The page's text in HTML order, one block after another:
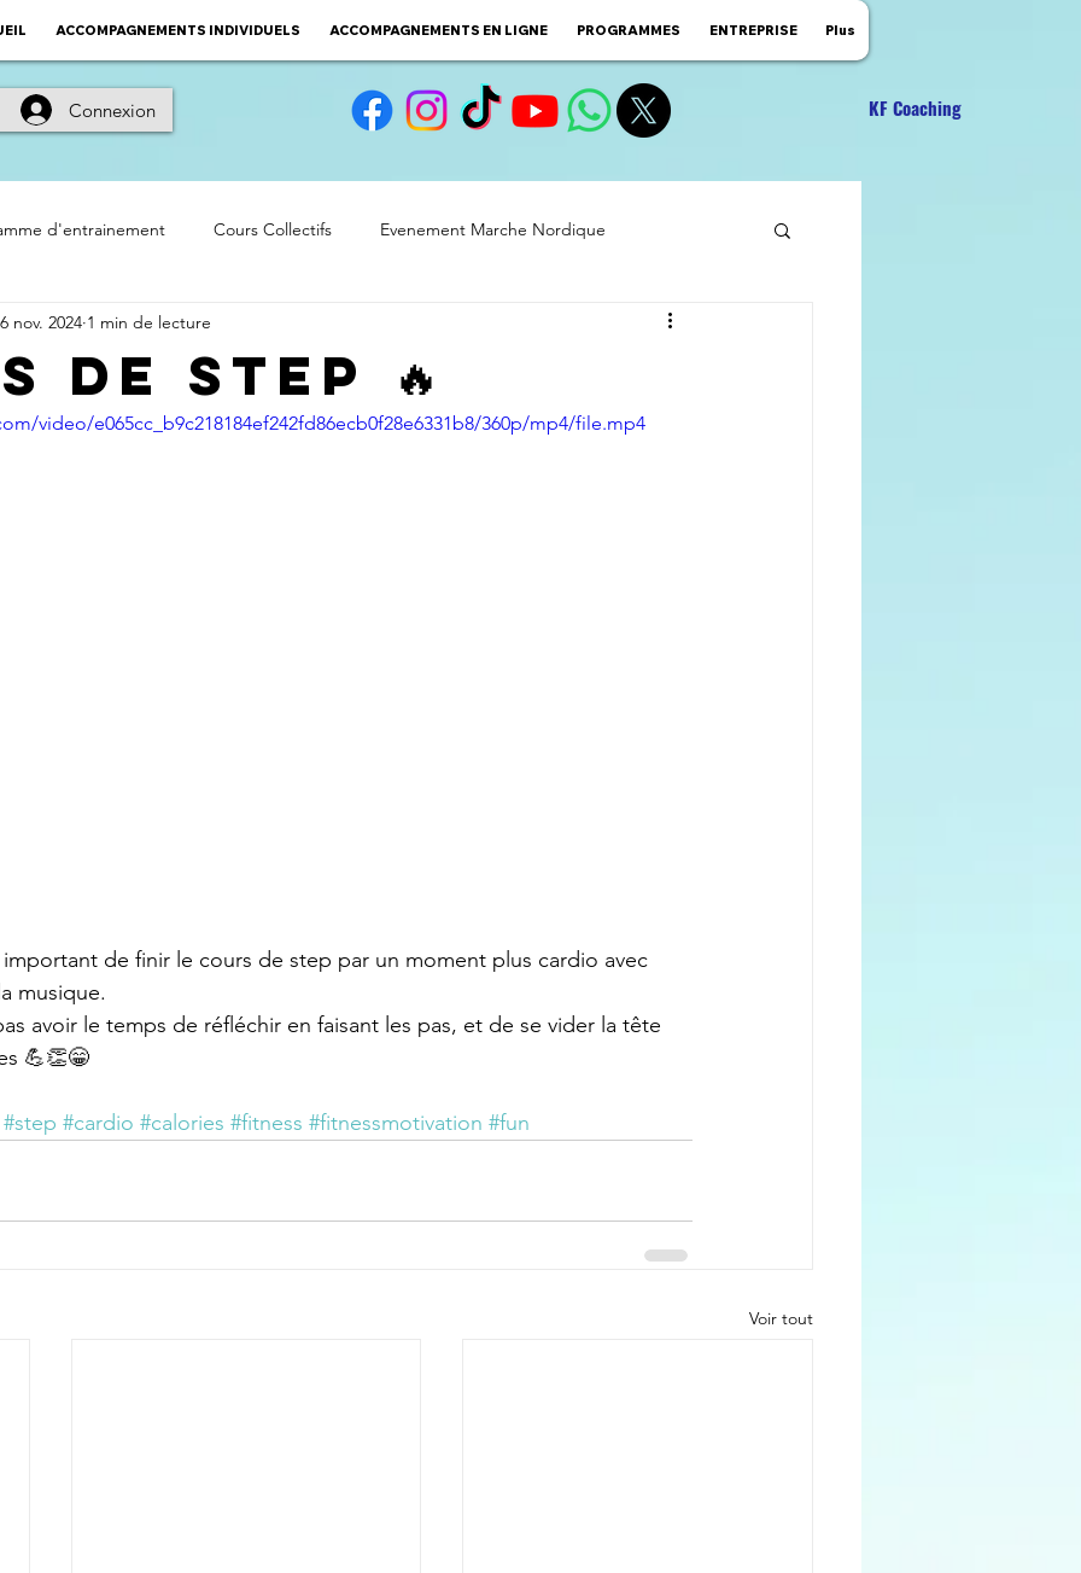
ACCOMPAGNEMENTS INDIVIDUELS ACCOMPAGNEMENTS EN LIGNE PROGRAMMES ENTREPRISE Plus
Connexion KF Coaching
d'entrainement Cours Collectifs Evenement Marche Nordique
Conseils
de Step 🔥
nov. 2024 1 min de lecture
video/e065cc_b9c218184ef242fd86ecb0f28e6331b8/360p/mp4/file.mp4
de finir le cours de step par un moment plus cardio avec
musique.
avoir le temps de réfléchir en faisant les pas, et de se vider la tête
💪👏😁
#step #cardio #calories #fitness #fitnessmotivation #fun
Voir tout